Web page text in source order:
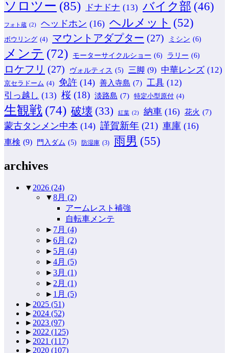
ソロツー (85) ドナドナ (13) バイク部 (46)
フォト蔵 (2) ヘッドホン (16) ヘルメット (52)
ボウリング (4) マウントアダプター (27) ミシン (6)
メンテ (72) モーターサイクルショー (6) ラリー (6)
ロケフリ (27) ヴォルティス (5) 三脚 (9) 中華レンズ (12)
京セラドーム (4) 免許 (14) 善入寺島 (7) 工具 (12)
引っ越し (13) 桜 (18) 淡路島 (7) 特定小型原付 (4)
生観戦 (74) 破壊 (33) 紅葉 (2) 納車 (16) 花火 (7)
蒙古タンメン中本 (14) 謹賀新年 (21) 車庫 (16)
車検 (9) 門入ダム (5) 防湿庫 (3) 雨男 (55)
archives
▼ 2026 (24)
▼8月 (2)
アームレスト補強
自転車メンテ
► 7月 (4)
►6月 (2)
► 5月 (4)
►4月 (5)
►3月 (1)
► 2月 (1)
► 1月 (5)
► 2025 (51)
► 2024 (52)
► 2023 (97)
► 2022 (125)
► 2021 (117)
► 2020 (107)